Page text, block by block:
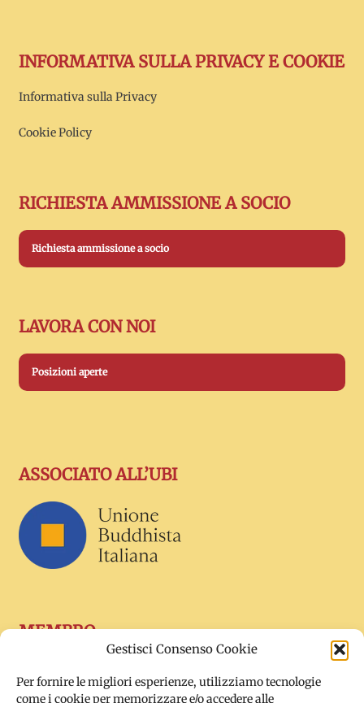
Gestisci Consenso Cookie
Per fornire le migliori esperienze, utilizziamo tecnologie
come i cookie per memorizzare e/o accedere alle
INFORMATIVA SULLA PRIVACY E COOKIE
Informativa sulla Privacy
Cookie Policy
RICHIESTA AMMISSIONE A SOCIO
Richiesta ammissione a socio
LAVORA CON NOI
Posizioni aperte
ASSOCIATO ALL’UBI
MEMBRO